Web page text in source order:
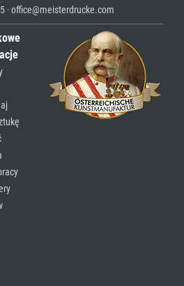
· office@meisterdrucke.com